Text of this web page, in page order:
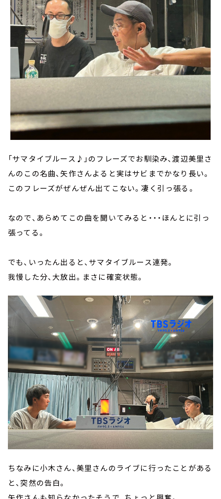
「サマタイブルース♪」のフレーズでお馴染み、渡辺美里さ
んのこの名曲、矢作さんよると実はサビまでかなり長い。
このフレーズがぜんぜん出てこない。凄く引っ張る。
なので、あらめてこの曲を聞いてみると・・・ほんとに引っ
張ってる。
でも、いったん出ると、サマタイブルース連発。
我慢した分、大放出。まさに確変状態。
ちなみに小木さん、美里さんのライブに行ったことがある
と、突然の告白。